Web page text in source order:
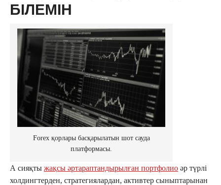
БІЛЕМІН
Forex қорлары басқарылатын шот сауда
платформасы.
А сияқты жақсы әртараптандырылған портфолио әр түрлі
холдингтерден, стратегиялардан, активтер сыныптарынан